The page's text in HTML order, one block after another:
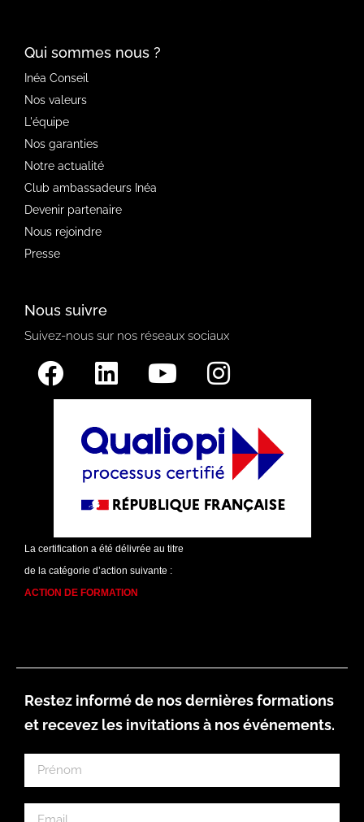
Qui sommes nous ?
Inéa Conseil
Nos valeurs
L'équipe
Nos garanties
Notre actualité
Club ambassadeurs Inéa
Devenir partenaire
Nous rejoindre
Presse
Nous suivre
Suivez-nous sur nos réseaux sociaux
La certification a été délivrée au titre
de la catégorie d’action suivante :
ACTION DE FORMATION
Restez informé de nos dernières formations
et recevez les invitations à nos événements.